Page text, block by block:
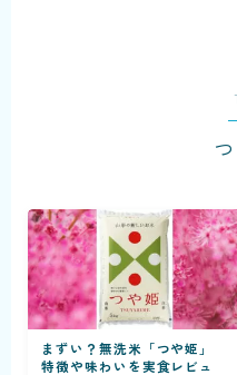
KOZO
まずい？無洗米「つや姫」
特徴や味わいを実食レビュ